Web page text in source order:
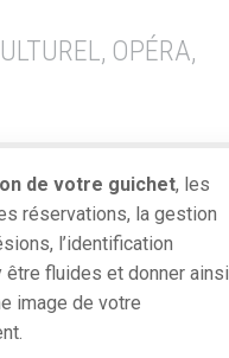
OPÉRA,
de votre guichet, les
réservations, la gestion
l’identification
être fluides et donner ainsi
image de votre